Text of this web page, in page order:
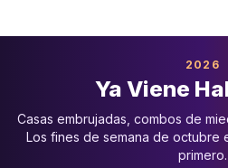
2026
Ya Viene
Casas embrujadas, combos de
Los fines de semana de octubre
primero.